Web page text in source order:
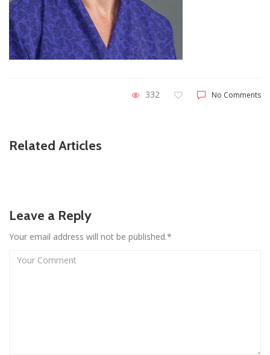
332 No Comments
Related Articles
Leave a Reply
Your email address will not be published.*